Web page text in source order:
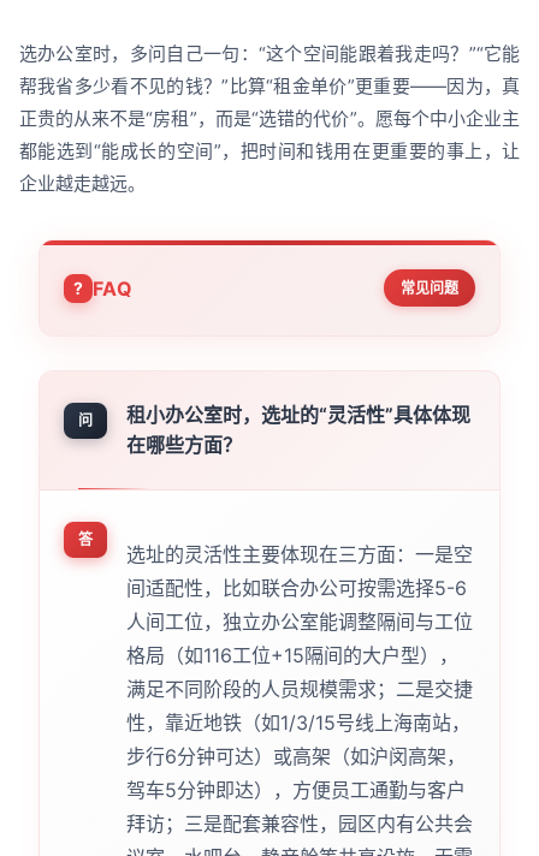
选办公室时，多问自己一句：“这个空间能跟着我走吗？”“它能
帮我省多少看不见的钱？”比算“租金单价”更重要——因为，真
正贵的从来不是“房租”，而是“选错的代价”。愿每个中小企业主
都能选到“能成长的空间”，把时间和钱用在更重要的事上，让
企业越走越远。
FAQ 常见问题
问
租小办公室时，选址的“灵活性”具体体现
在哪些方面？
答
选址的灵活性主要体现在三方面：一是空
间适配性，比如联合办公可按需选择5-6
人间工位，独立办公室能调整隔间与工位
格局（如116工位+15隔间的大户型），
满足不同阶段的人员规模需求；二是交捷
性，靠近地铁（如1/3/15号线上海南站，
步行6分钟可达）或高架（如沪闵高架，
驾车5分钟即达），方便员工通勤与客户
拜访；三是配套兼容性，园区内有公共会